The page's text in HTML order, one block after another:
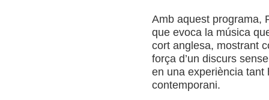
Amb aquest programa,
que evoca la música
cort anglesa, mostrant
força d’un discurs
en una experiència tant
contemporani.